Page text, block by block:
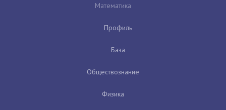
Математика
Профиль
База
Обществознание
Физика